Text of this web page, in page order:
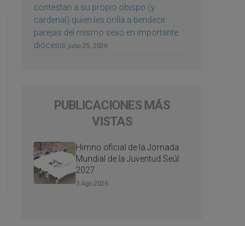
contestan a su propio obispo (y
cardenal) quien les orilla a bendecir
parejas del mismo sexo en importante
diócesis julio 25, 2026
PUBLICACIONES MÁS
VISTAS
Himno oficial de la Jornada
Mundial de la Juventud Seúl
2027
3 Ago 2026